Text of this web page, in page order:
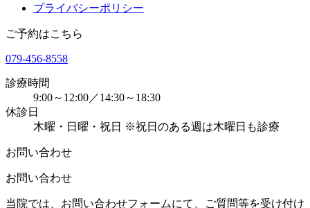
プライバシーポリシー
ご予約はこちら
079-456-8558
診療時間
9:00～12:00／14:30～18:30
休診日
木曜・日曜・祝日 ※祝日のある週は木曜日も診療
お問い合わせ
お問い合わせ
当院では、お問い合わせフォームにて、ご質問等を受け付け